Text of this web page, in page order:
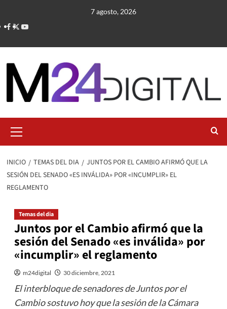
contenido
7 agosto, 2026
primario
INICIO TEMAS DEL DIA
JUNTOS POR EL CAMBIO AFIRMÓ QUE LA
SESIÓN DEL SENADO «ES INVÁLIDA» POR «INCUMPLIR» EL
REGLAMENTO
Temas del dia
Juntos por el Cambio afirmó que la
sesión del Senado «es inválida» por
«incumplir» el reglamento
m24digital 30 diciembre, 2021
El interbloque de senadores de Juntos por el
Cambio sostuvo hoy que la sesión de la Cámara